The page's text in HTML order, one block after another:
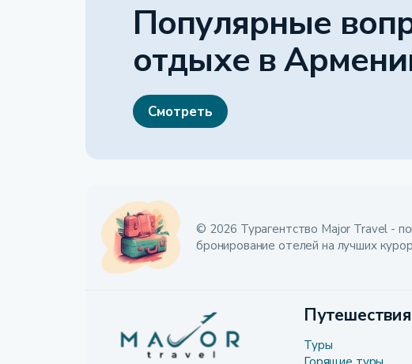
Популярные
отдыхе в
Смотреть
© 2026 Турагентство Major Travel -
бронирование отелей на лучших
Путешествия
Туры